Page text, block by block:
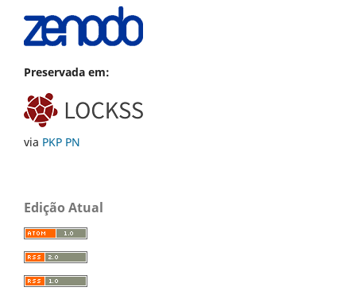
Preservada em:
via PKP PN
Edição Atual